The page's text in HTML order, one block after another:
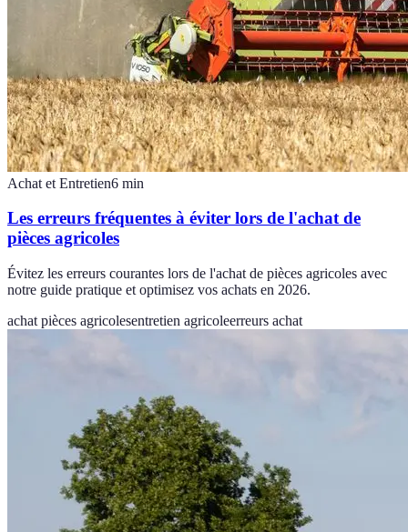
Achat et Entretien6 min
Les erreurs fréquentes à éviter lors de l'achat de
pièces agricoles
Évitez les erreurs courantes lors de l'achat de pièces agricoles avec
notre guide pratique et optimisez vos achats en 2026.
achat pièces agricolesentretien agricoleerreurs achat